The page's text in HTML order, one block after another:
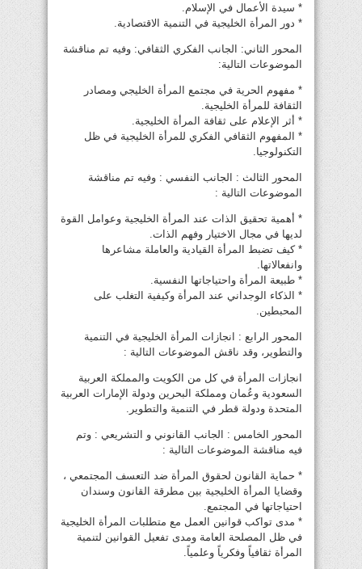
* سيدة الأعمال في الإسلام.
* دور المرأة الخليجية في التنمية الاقتصادية.
المحور الثاني: الجانب الفكري الثقافي: وفيه تم مناقشة
الموضوعات التالية:
* مفهوم الحرية في مجتمع المرأة الخليجي ومصادر
الثقافة للمرأة الخليجية.
* أثر الإعلام على ثقافة المرأة الخليجية.
* المفهوم الثقافي الفكري للمرأة الخليجية في ظل
التكنولوجيا.
المحور الثالث : الجانب النفسي : وفيه تم مناقشة
الموضوعات التالية :
* أهمية تحقيق الذات عند المرأة الخليجية وعوامل القوة
لديها في مجال الاختيار وفهم الذات.
* كيف تضبط المرأة القيادية والعاملة مشاعرها
وانفعالاتها.
* طبيعة المرأة واحتياجاتها النفسية.
* الذكاء الوجداني عند المرأة وكيفية التغلب على
المحبطين.
المحور الرابع : انجازات المرأة الخليجية في التنمية
والتطوير، وقد ناقش الموضوعات التالية :
انجازات المرأة في كل من الكويت والمملكة العربية
السعودية وعُمان ومملكة البحرين ودولة الإمارات العربية
المتحدة ودولة قطر في التنمية والتطوير.
المحور الخامس : الجانب القانوني و التشريعي : وتم
فيه مناقشة الموضوعات التالية :
* حماية القانون لحقوق المرأة ضد التعسف المجتمعي ،
وقضايا المرأة الخليجية بين مطرقة القانون وسندان
احتياجاتها في المجتمع.
* مدى تواكب قوانين العمل مع متطلبات المرأة الخليجية
في ظل المصلحة العامة ومدى تفعيل القوانين لتنمية
المرأة ثقافياً وفكرياً وعلمياً.